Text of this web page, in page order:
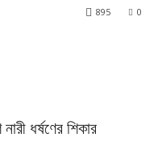
0
895
ধর্ষণের শিকার